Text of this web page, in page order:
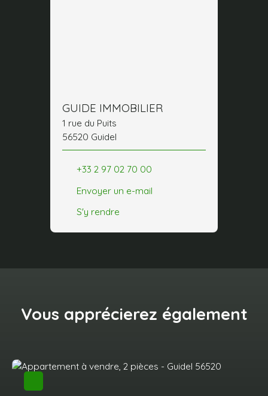
GUIDE IMMOBILIER
1 rue du Puits
56520 Guidel
+33 2 97 02 70 00
Envoyer un e-mail
S'y rendre
Vous apprécierez également